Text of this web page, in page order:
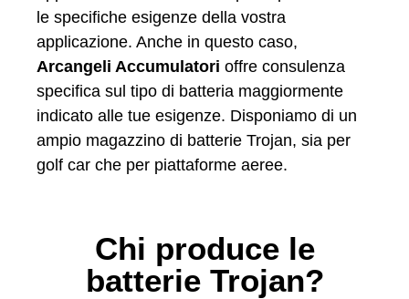
le specifiche esigenze della vostra
applicazione. Anche in questo caso,
Arcangeli Accumulatori offre consulenza
specifica sul tipo di batteria maggiormente
indicato alle tue esigenze. Disponiamo di un
ampio magazzino di batterie Trojan, sia per
golf car che per piattaforme aeree.
Chi produce le
batterie Trojan?